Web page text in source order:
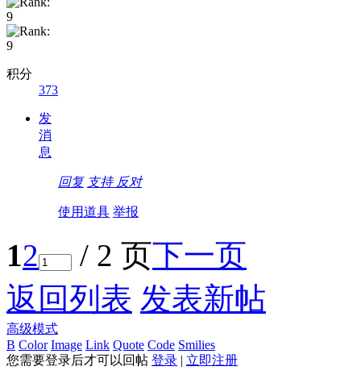
积分
373
发
消
息
回复 支持 反对
使用道具 举报
12 / 2 页下一页
返回列表 发表新帖
高级模式
B Color Image Link Quote Code Smilies
您需要登录后才可以回帖 登录 | 立即注册